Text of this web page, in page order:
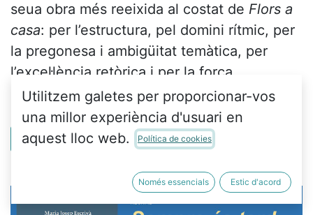
seua obra més reeixida al costat de Flors a
casa: per l’estructura, pel domini rítmic, per
la pregonesa i ambigüitat temàtica, per
l’excel·lència retòrica i per la força
imatgística"
Veure més
Utilitzem galetes per proporcionar-vos
una millor experiència d'usuari en
aquest lloc web.
Política de cookies
Només essencials Estic d'acord